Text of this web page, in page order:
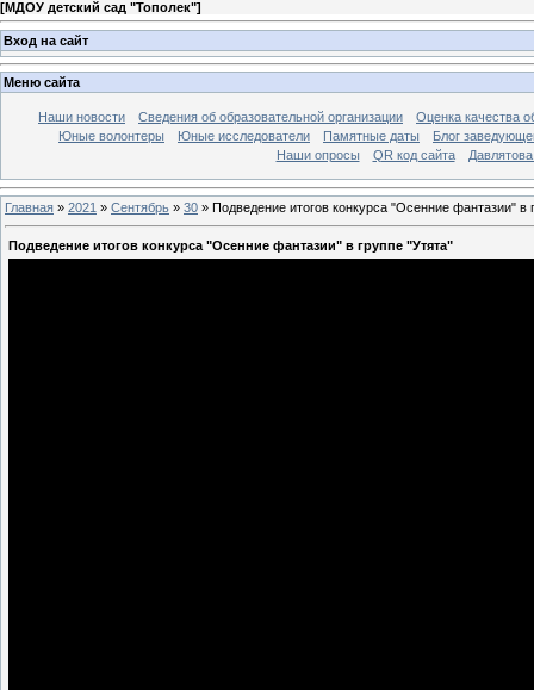
[МДОУ детский сад "Тополек"]
Вход на сайт
Меню сайта
Наши новости Сведения об образовательной организации
Оценка качества
Юные волонтеры
Юные исследователи Памятные даты
Блог
Наши опросы
QR код сайта
Главная » 2021 » Сентябрь » 30 » Подведение итогов конкурса "Осенние фантазии" в
Подведение итогов конкурса "Осенние фантазии" в группе "Утята"